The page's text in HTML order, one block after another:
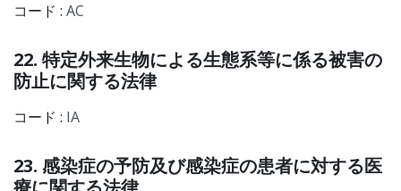
コード : AC
22. 特定外来生物による生態系等に係る被害の
防止に関する法律
コード : IA
23. 感染症の予防及び感染症の患者に対する医